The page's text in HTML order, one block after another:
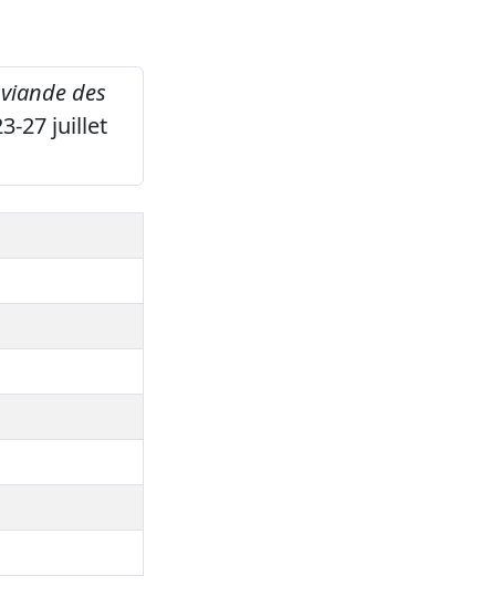
des
27 juillet